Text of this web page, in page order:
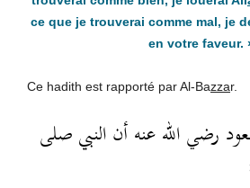
ce que je trouverai comme mal, je
en votre faveur.
Ce hadith est rapporté par Al-Bazzar.
رضي الله عنه أن النبي صلى